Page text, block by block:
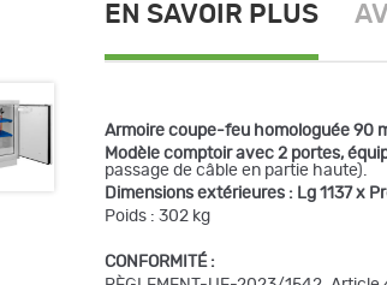
EN SAVOIR PLUS
Armoire coupe-feu homologuée 90
Modèle comptoir avec 2 portes,
passage de câble en partie haute).
Dimensions extérieures : Lg 1137 x
Poids : 302 kg
CONFORMITÉ :